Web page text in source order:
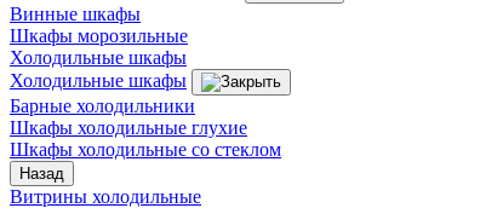
Винные шкафы
Шкафы морозильные
Холодильные шкафы
Холодильные шкафы
Барные холодильники
Шкафы холодильные глухие
Шкафы холодильные со стеклом
Назад
Витрины холодильные